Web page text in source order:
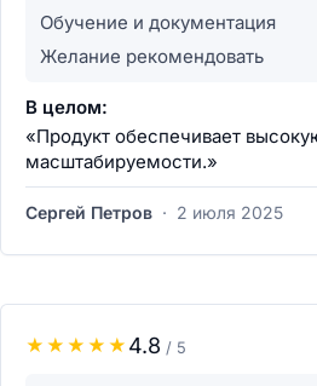
Обучение и документация
Желание рекомендовать
В целом:
«Продукт обеспечивает
масштабируемости.»
Сергей Петров · 2 июля 2025
★ ★ ★ ★ ★ 4.8 / 5